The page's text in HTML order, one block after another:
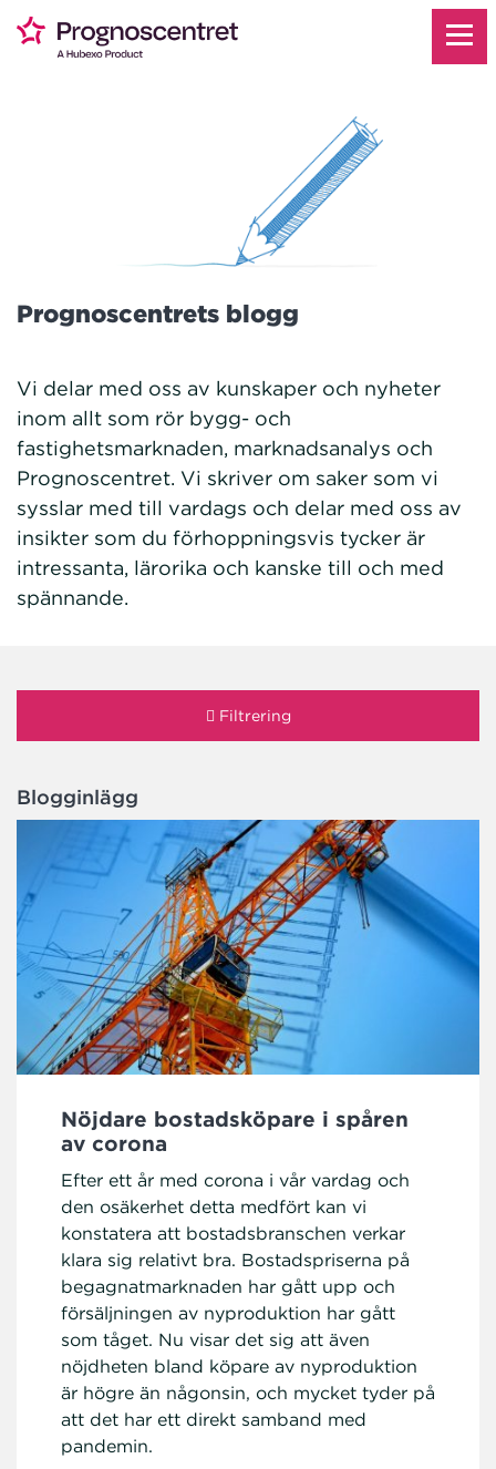
Prognoscentrets blogg
Vi delar med oss av kunskaper och nyheter
inom allt som rör bygg- och
fastighetsmarknaden, marknadsanalys och
Prognoscentret. Vi skriver om saker som vi
sysslar med till vardags och delar med oss av
insikter som du förhoppningsvis tycker är
intressanta, lärorika och kanske till och med
spännande.
Filtrering
Blogginlägg
Nöjdare bostadsköpare i spåren
av corona
Efter ett år med corona i vår vardag och
den osäkerhet detta medfört kan vi
konstatera att bostadsbranschen verkar
klara sig relativt bra. Bostadspriserna på
begagnatmarknaden har gått upp och
försäljningen av nyproduktion har gått
som tåget. Nu visar det sig att även
nöjdheten bland köpare av nyproduktion
är högre än någonsin, och mycket tyder på
att det har ett direkt samband med
pandemin.